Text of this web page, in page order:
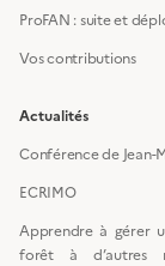
ProFAN : suite et
Vos contributions
Actualités
Conférence de Jean-
ECRIMO
Apprendre à gérer
forêt à d’autres